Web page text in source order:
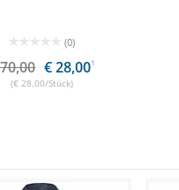
(0)
€ 28,001
(€ 28,00/Stück)